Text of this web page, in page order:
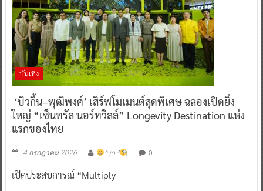
บันเทิง
‘บิวกิ้น–พุฒิพงศ์’ เสิร์ฟโมเมนต์สุดพิเศษ ฉลองเปิดยิ่ง
ใหญ่ “เซ็นทรัล นอร์ทวิลล์” Longevity Destination แห่ง
แรกของไทย
4 กรกฎาคม 2026 ^ jo ^ 0
เปิดประสบการณ์ “Multiply